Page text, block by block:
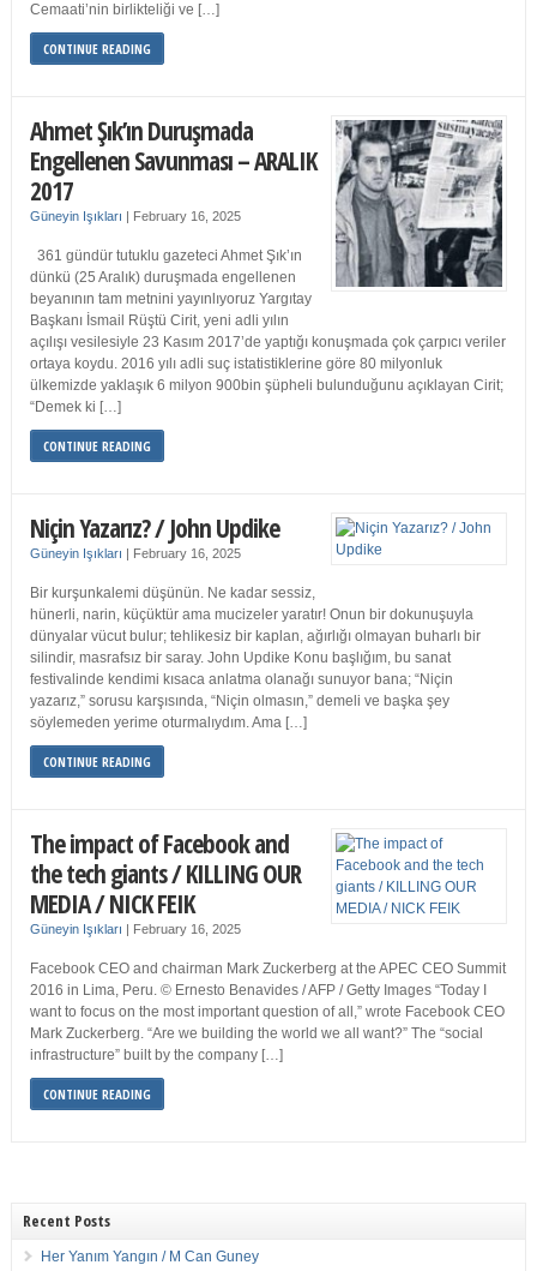
Cemaati’nin birlikteliği ve […]
CONTINUE READING
Ahmet Şık’ın Duruşmada
Engellenen Savunması – ARALIK
2017
Güneyin Işıkları | February 16, 2025
361 gündür tutuklu gazeteci Ahmet Şık’ın
dünkü (25 Aralık) duruşmada engellenen
beyanının tam metnini yayınlıyoruz Yargıtay
Başkanı İsmail Rüştü Cirit, yeni adli yılın
açılışı vesilesiyle 23 Kasım 2017’de yaptığı konuşmada çok çarpıcı veriler
ortaya koydu. 2016 yılı adli suç istatistiklerine göre 80 milyonluk
ülkemizde yaklaşık 6 milyon 900bin şüpheli bulunduğunu açıklayan Cirit;
“Demek ki […]
CONTINUE READING
Niçin Yazarız? / John Updike
Güneyin Işıkları | February 16, 2025
Bir kurşunkalemi düşünün. Ne kadar sessiz,
hünerli, narin, küçüktür ama mucizeler yaratır! Onun bir dokunuşuyla
dünyalar vücut bulur; tehlikesiz bir kaplan, ağırlığı olmayan buharlı bir
silindir, masrafsız bir saray. John Updike Konu başlığım, bu sanat
festivalinde kendimi kısaca anlatma olanağı sunuyor bana; “Niçin
yazarız,” sorusu karşısında, “Niçin olmasın,” demeli ve başka şey
söylemeden yerime oturmalıydım. Ama […]
CONTINUE READING
The impact of Facebook and
the tech giants / KILLING OUR
MEDIA / NICK FEIK
Güneyin Işıkları | February 16, 2025
Facebook CEO and chairman Mark Zuckerberg at the APEC CEO Summit
2016 in Lima, Peru. © Ernesto Benavides / AFP / Getty Images “Today I
want to focus on the most important question of all,” wrote Facebook CEO
Mark Zuckerberg. “Are we building the world we all want?” The “social
infrastructure” built by the company […]
CONTINUE READING
Recent Posts
Her Yanım Yangın / M Can Guney